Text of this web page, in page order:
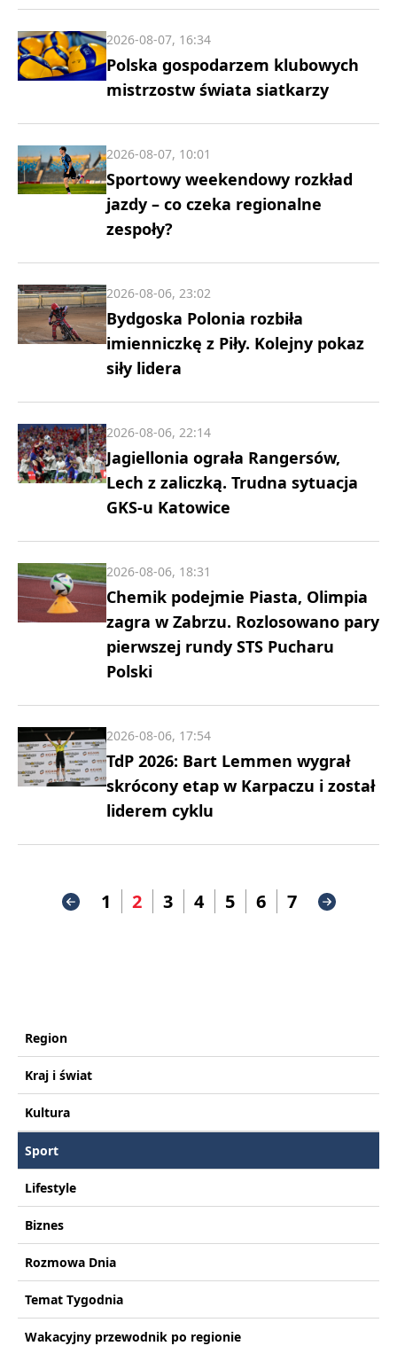
Polska gospodarzem klubowych
mistrzostw świata siatkarzy
2026-08-07, 16:34
Sportowy weekendowy rozkład
jazdy – co czeka regionalne
zespoły?
2026-08-07, 10:01
Bydgoska Polonia rozbiła
imienniczkę z Piły. Kolejny pokaz
siły lidera
2026-08-06, 23:02
Jagiellonia ograła Rangersów,
Lech z zaliczką. Trudna sytuacja
GKS-u Katowice
2026-08-06, 22:14
Chemik podejmie Piasta, Olimpia
zagra w Zabrzu. Rozlosowano pary
pierwszej rundy STS Pucharu
Polski
2026-08-06, 18:31
TdP 2026: Bart Lemmen wygrał
skrócony etap w Karpaczu i został
liderem cyklu
2026-08-06, 17:54
1 2 3 4 5 6 7
Region
Kraj i świat
Kultura
Sport
Lifestyle
Biznes
Rozmowa Dnia
Temat Tygodnia
Wakacyjny przewodnik po regionie